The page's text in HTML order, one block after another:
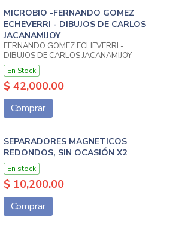
MICROBIO -FERNANDO GOMEZ
ECHEVERRI - DIBUJOS DE CARLOS
JACANAMIJOY
FERNANDO GOMEZ ECHEVERRI -
DIBUJOS DE CARLOS JACANAMIJOY
En Stock
$ 42,000.00
Comprar
SEPARADORES MAGNETICOS
REDONDOS, SIN OCASIÓN X2
En stock
$ 10,200.00
Comprar